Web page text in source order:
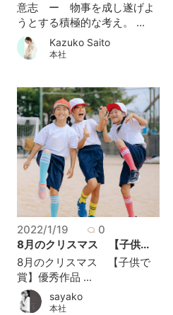
意志 ー 物事を成し遂げよ
うとする積極的な考え。 ...
Kazuko Saito
本社
2022/1/19
0
8月のクリスマス 【子供...
8月のクリスマス 【子供で
賞】優秀作品 ...
sayako
本社